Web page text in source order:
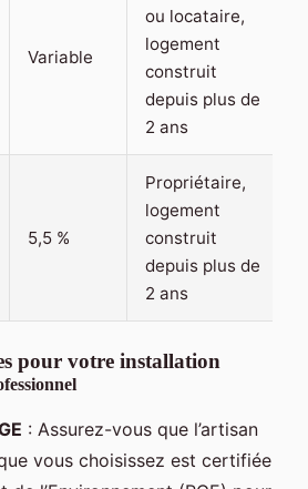
Variable
ou locataire,
logement
construit
depuis plus de
2 ans
5,5 %
Propriétaire,
logement
construit
depuis plus de
2 ans
pour votre installation
: Assurez-vous que l’artisan
vous choisissez est certifiée